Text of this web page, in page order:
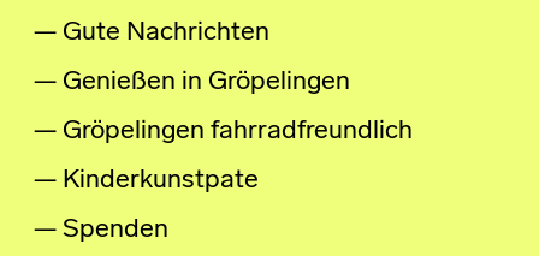
Gute Nachrichten
Genießen in Gröpelingen
Gröpelingen fahrradfreundlich
Kinderkunstpate
Spenden